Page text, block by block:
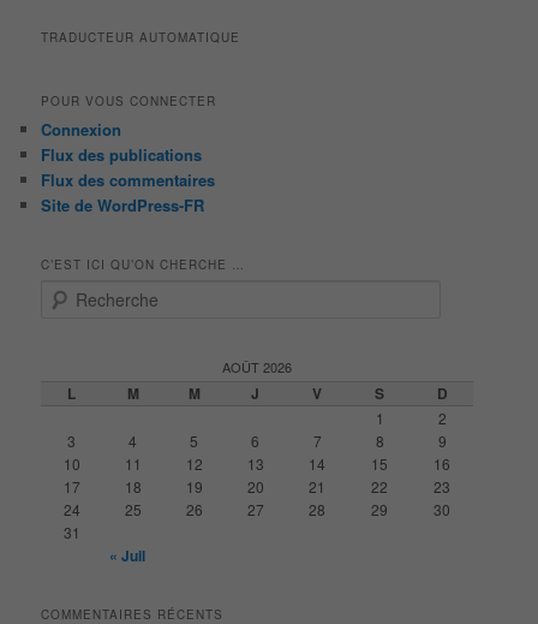
TRADUCTEUR AUTOMATIQUE
POUR VOUS CONNECTER
Connexion
Flux des publications
Flux des commentaires
Site de WordPress-FR
C’EST ICI QU’ON CHERCHE …
AOÛT 2026
L M M J V S D
1
2
3
4 5 6 7 8
9
10
11 12 13 14 15
16
17
18 19 20 21 22
23
24
25 26 27 28 29
30
31
« Juil
COMMENTAIRES RÉCENTS